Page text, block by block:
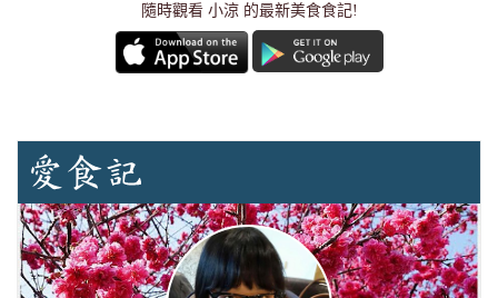
隨時觀看 小涼 的最新美食食記!